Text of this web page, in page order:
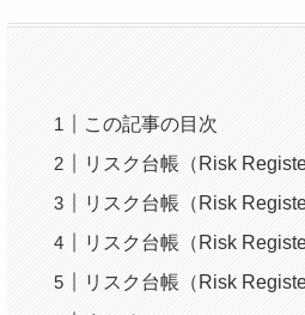
この記事の目次
リスク台帳（Risk
リスク台帳（Risk
リスク台帳（Risk
リスク台帳（Risk